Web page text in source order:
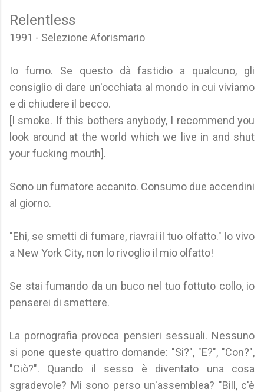
Relentless
1991 - Selezione Aforismario
Io fumo. Se questo dà fastidio a qualcuno, gli
consiglio di dare un'occhiata al mondo in cui viviamo
e di chiudere il becco.
[I smoke. If this bothers anybody, I recommend you
look around at the world which we live in and shut
your fucking mouth].
Sono un fumatore accanito. Consumo due accendini
al giorno.
"Ehi, se smetti di fumare, riavrai il tuo olfatto." Io vivo
a New York City, non lo rivoglio il mio olfatto!
Se stai fumando da un buco nel tuo fottuto collo, io
penserei di smettere.
La pornografia provoca pensieri sessuali. Nessuno
si pone queste quattro domande: "Si?", "E?", "Con?",
"Ciò?". Quando il sesso è diventato una cosa
sgradevole? Mi sono perso un'assemblea? "Bill, c'è